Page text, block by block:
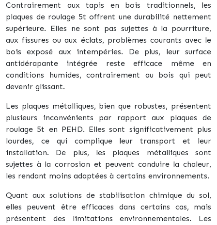
Contrairement aux tapis en bois traditionnels, les
plaques de roulage 5t offrent une durabilité nettement
supérieure. Elles ne sont pas sujettes à la pourriture,
aux fissures ou aux éclats, problèmes courants avec le
bois exposé aux intempéries. De plus, leur surface
antidérapante intégrée reste efficace même en
conditions humides, contrairement au bois qui peut
devenir glissant.
Les plaques métalliques, bien que robustes, présentent
plusieurs inconvénients par rapport aux plaques de
roulage 5t en PEHD. Elles sont significativement plus
lourdes, ce qui complique leur transport et leur
installation. De plus, les plaques métalliques sont
sujettes à la corrosion et peuvent conduire la chaleur,
les rendant moins adaptées à certains environnements.
Quant aux solutions de stabilisation chimique du sol,
elles peuvent être efficaces dans certains cas, mais
présentent des limitations environnementales. Les